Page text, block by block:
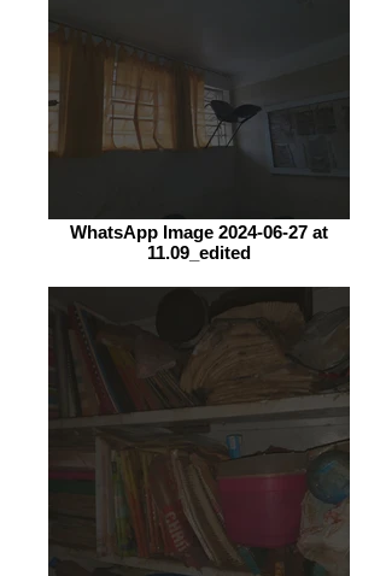
WhatsApp Image 2024-06-27 at
11.09_edited